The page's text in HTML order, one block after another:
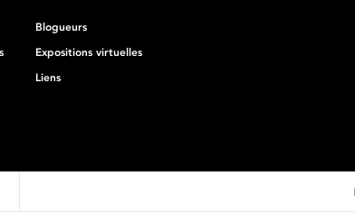
Blogueurs
Expositions virtuelles
Liens